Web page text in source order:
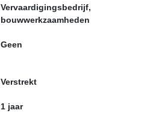
Vervaardigingsbedrijf,
bouwwerkzaamheden
Geen
Verstrekt
1 jaar